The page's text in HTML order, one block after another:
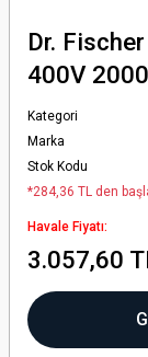
Dr.
400V
Kategori
Marka
Stok Kodu
*284,36 TL den
Havale Fiyatı:
3.057,60